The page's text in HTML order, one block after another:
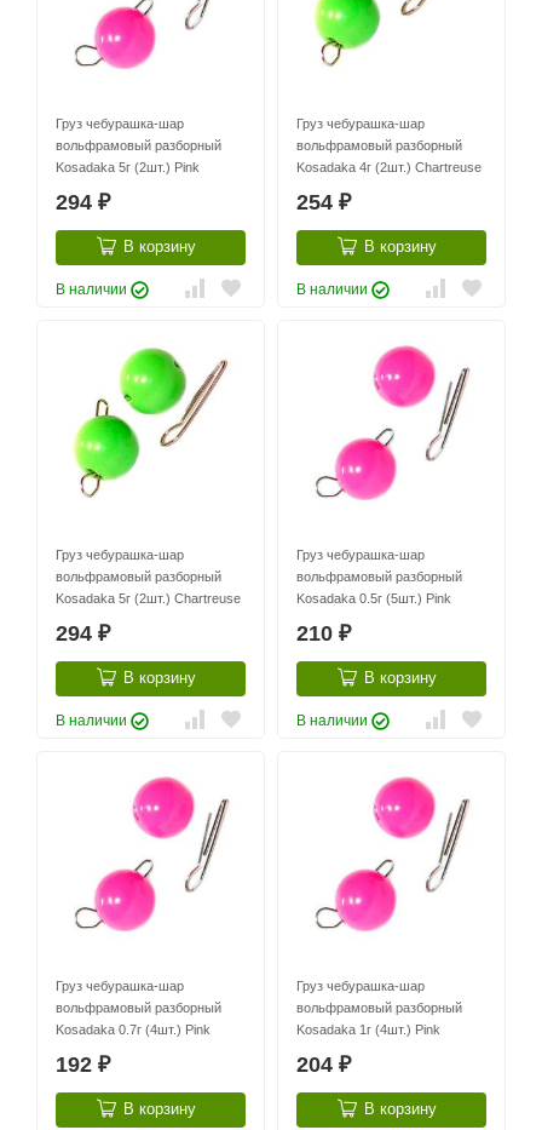
Груз чебурашка-шар
вольфрамовый разборный
Kosadaka 5г (2шт.) Pink
294 ₽
В корзину
В наличии
Груз чебурашка-шар
вольфрамовый разборный
Kosadaka 4г (2шт.) Chartreuse
254 ₽
В корзину
В наличии
Груз чебурашка-шар
вольфрамовый разборный
Kosadaka 5г (2шт.) Chartreuse
294 ₽
В корзину
В наличии
Груз чебурашка-шар
вольфрамовый разборный
Kosadaka 0.5г (5шт.) Pink
210 ₽
В корзину
В наличии
Груз чебурашка-шар
вольфрамовый разборный
Kosadaka 0.7г (4шт.) Pink
192 ₽
В корзину
Груз чебурашка-шар
вольфрамовый разборный
Kosadaka 1г (4шт.) Pink
204 ₽
В корзину